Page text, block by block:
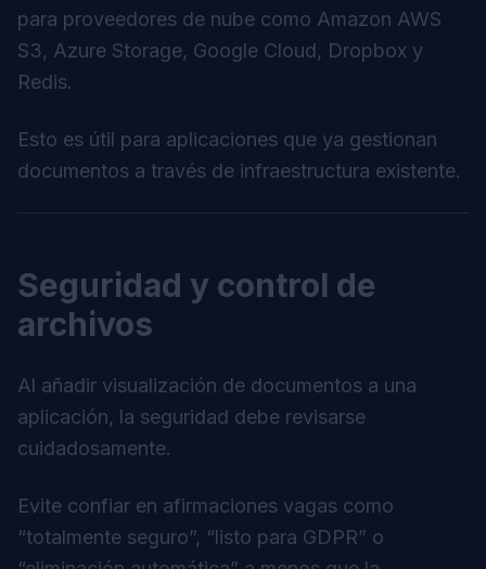
para proveedores de nube como Amazon AWS
S3, Azure Storage, Google Cloud, Dropbox y
Redis.
Esto es útil para aplicaciones que ya gestionan
documentos a través de infraestructura existente.
Seguridad y control de
archivos
Al añadir visualización de documentos a una
aplicación, la seguridad debe revisarse
cuidadosamente.
Evite confiar en afirmaciones vagas como
“totalmente seguro”, “listo para GDPR” o